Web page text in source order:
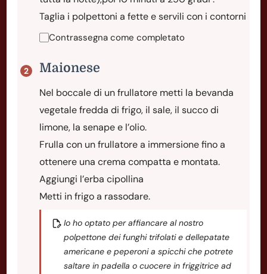
Taglia i polpettoni a fette e servili con i contorni
Contrassegna come completato
Maionese
Nel boccale di un frullatore metti la bevanda
vegetale fredda di frigo, il sale, il succo di
limone, la senape e l’olio.
Frulla con un frullatore a immersione fino a
ottenere una crema compatta e montata.
Aggiungi l’erba cipollina
Metti in frigo a rassodare.
Io ho optato per affiancare al nostro
polpettone dei funghi trifolati e dellepatate
americane e peperoni a spicchi che potrete
saltare in padella o cuocere in friggitrice ad